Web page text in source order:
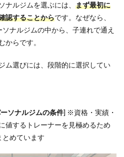
ナルジムを選ぶには、 まず最初に
認することからです。なぜなら、
ソナルジムの中から
、子連れで通え
からです。
ム選びには、段階的に選択してい
ソナルジムの条件] ※資格・実績・
値するトレーナーを見極めるため
めています